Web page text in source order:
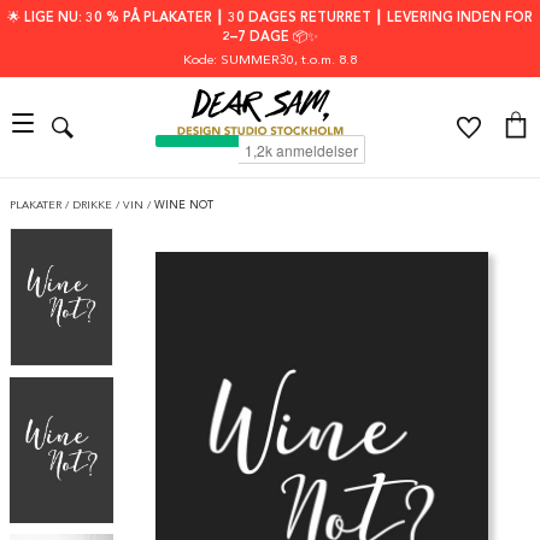
🌟 LIGE NU: 30 % PÅ PLAKATER ┃ 30 DAGES RETURRET ┃ LEVERING INDEN FOR
2–7 DAGE 📦✨
Kode: SUMMER30, t.o.m. 8.8
PLAKATER / DRIKKE / VIN / WINE NOT